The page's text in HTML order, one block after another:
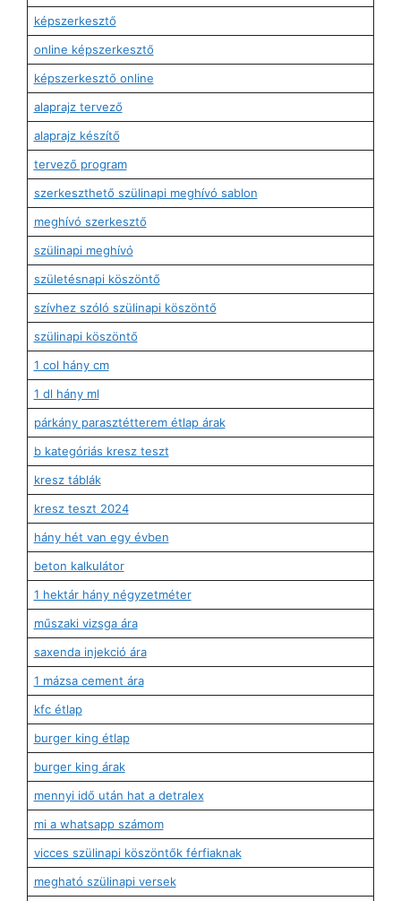
képszerkesztő
online képszerkesztő
képszerkesztő online
alaprajz tervező
alaprajz készítő
tervező program
szerkeszthető szülinapi meghívó sablon
meghívó szerkesztő
szülinapi meghívó
születésnapi köszöntő
szívhez szóló szülinapi köszöntő
szülinapi köszöntő
1 col hány cm
1 dl hány ml
párkány parasztétterem étlap árak
b kategóriás kresz teszt
kresz táblák
kresz teszt 2024
hány hét van egy évben
beton kalkulátor
1 hektár hány négyzetméter
műszaki vizsga ára
saxenda injekció ára
1 mázsa cement ára
kfc étlap
burger king étlap
burger king árak
mennyi idő után hat a detralex
mi a whatsapp számom
vicces szülinapi köszöntők férfiaknak
megható szülinapi versek